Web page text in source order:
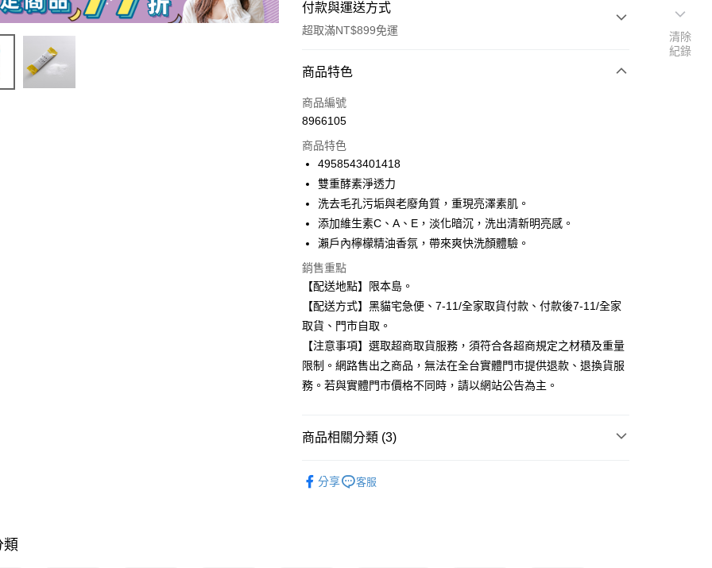
付款與運送方式
超取滿NT$899免運
付款方式
信用卡一次付款
合作金庫商業銀行
華南商業銀行
彰化商業銀行
國泰世華商業銀行
兆豐國際商業銀行
臺灣中小企業銀行
台中商業銀行
匯豐（台灣）商業銀行
聯邦商業銀行
玉山商業銀行
星展（台灣）商業銀行
台新國際商業銀行
台灣樂天信用卡公司
超商取貨付款
Apple Pay
街口支付
悠遊付
Google Pay
全盈+PAY
大哥付你分期
1.本服務由台灣大哥大提供，台灣大哥大用戶可立即使用無須另外申請。
完成交易。
ATM付款
運送方式
商品特色
商品編號
8966105
商品特色
4958543401418
雙重酵素淨透力
洗去毛孔污垢與老廢角質，重現亮澤素肌。
添加維生素C、A、E，淡化暗沉，洗出清新明亮感。
瀨戶內檸檬精油香氛，帶來爽快洗顏體驗。
銷售重點
【配送地點】限本島。
【配送方式】黑貓宅急便、7-11/全家取貨付款、付款後7-11/全家
取貨、門市自取。
【注意事項】選取超商取貨服務，須符合各超商規定之材積及重量
限制。網路售出之商品，無法在全台實體門市提供退款、退換貨服
務。若與實體門市價格不同時，請以網站公告為主。
商品相關分類 (3)
分享 客服
類
清除
紀錄